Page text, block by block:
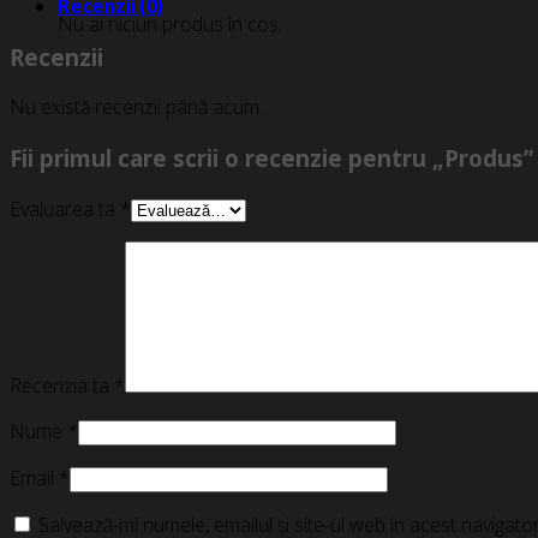
Nu ai niciun produs în coș.
Recenzii (0)
Recenzii
Nu există recenzii până acum.
Fii primul care scrii o recenzie pentru „Produs”
Evaluarea ta *
Recenzia ta *
Nume *
Email *
Salvează-mi numele, emailul și site-ul web în acest